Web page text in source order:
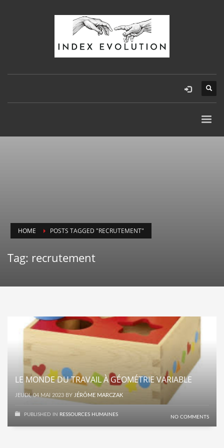
HOME POSTS TAGGED "RECRUTEMENT"
Tag: recrutement
LE MONDE DU TRAVAIL À GÉOMÉTRIE VARIABLE
JEUDI, 04 MAI 2023 BY JÉRÔME MARCZAK
PUBLISHED IN RESSOURCES HUMAINES NO COMMENTS